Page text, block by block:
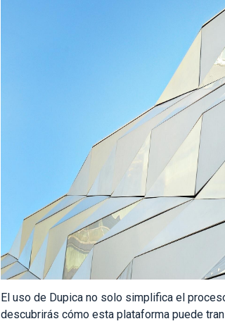
El uso de Dupica no solo simplifica el
descubrirás cómo esta plataforma puede